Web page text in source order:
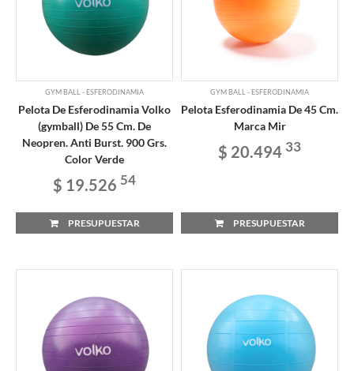
GYM BALL - ESFERODINAMIA
Pelota De Esferodinamia Volko
(gymball) De 55 Cm. De
Neopren. Anti Burst. 900 Grs.
Color Verde
$ 19.526 54
PRESUPUESTAR
GYM BALL - ESFERODINAMIA
Pelota Esferodinamia De 45 Cm.
Marca Mir
$ 20.494 33
PRESUPUESTAR